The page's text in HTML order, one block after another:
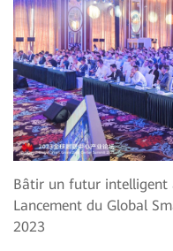
Bâtir un futur intelligent
Lancement du Global
2023